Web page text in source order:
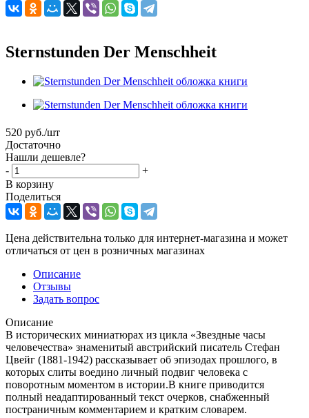
Sternstunden Der Menschheit
520 руб./шт
Достаточно
Нашли дешевле?
-
+
В корзину
Поделиться
Цена действительна только для интернет-магазина и может
отличаться от цен в розничных магазинах
Описание
Отзывы
Задать вопрос
Описание
В исторических миниатюрах из цикла «Звездные часы
человечества» знаменитый австрийский писатель Стефан
Цвейг (1881-1942) рассказывает об эпизодах прошлого, в
которых слиты воедино личный подвиг человека с
поворотным моментом в истории.В книге приводится
полный неадаптированный текст очерков, снабженный
постраничным комментарием и кратким словарем.